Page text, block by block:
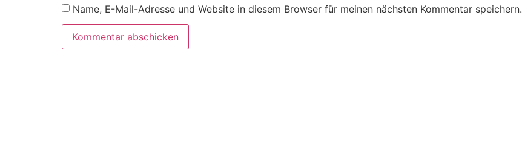
Name, E-Mail-Adresse und Website in diesem Browser für meinen nächsten Kommentar speichern.